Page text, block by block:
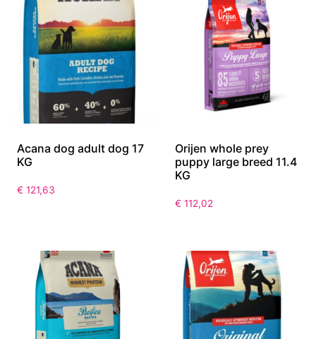
Acana dog adult dog 17
KG
€ 121,63
Orijen whole prey
puppy large breed 11.4
KG
€ 112,02